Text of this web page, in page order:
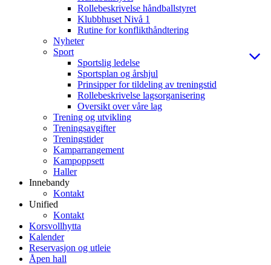
Rollebeskrivelse håndballstyret
Klubbhuset Nivå 1
Rutine for konflikthåndtering
Nyheter
Sport
Sportslig ledelse
Sportsplan og årshjul
Prinsipper for tildeling av treningstid
Rollebeskrivelse lagsorganisering
Oversikt over våre lag
Trening og utvikling
Treningsavgifter
Treningstider
Kamparrangement
Kampoppsett
Haller
Innebandy
Kontakt
Unified
Kontakt
Korsvollhytta
Kalender
Reservasjon og utleie
Åpen hall